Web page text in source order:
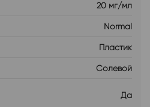
20 мг/мл
Normal
Пластик
Солевой
Да